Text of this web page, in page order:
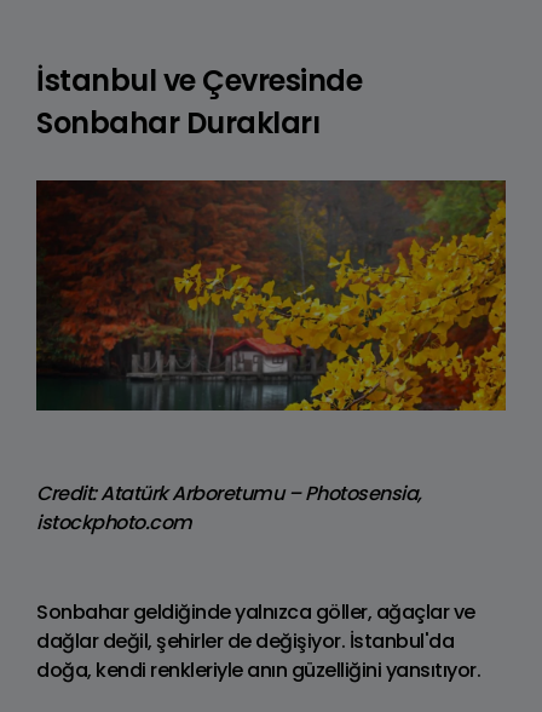
İstanbul ve Çevresinde
Sonbahar Durakları
Credit: Atatürk Arboretumu – Photosensia,
istockphoto.com
Sonbahar geldiğinde yalnızca göller, ağaçlar ve
dağlar değil, şehirler de değişiyor. İstanbul'da
doğa, kendi renkleriyle anın güzelliğini yansıtıyor.